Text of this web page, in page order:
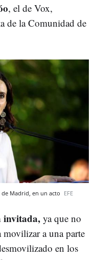
, el de Vox,
de la Comunidad de
Madrid, en un acto EFE
invitada,ya que no
movilizar a una parte
en los